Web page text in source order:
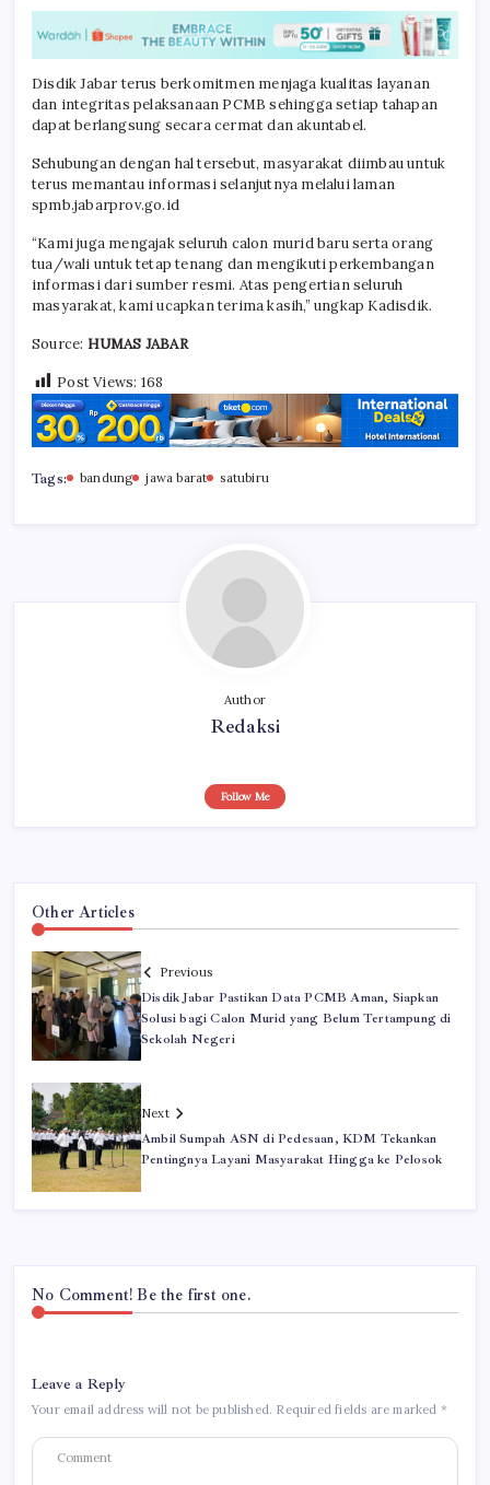
Disdik Jabar terus berkomitmen menjaga kualitas layanan
dan integritas pelaksanaan PCMB sehingga setiap tahapan
dapat berlangsung secara cermat dan akuntabel.
Sehubungan dengan hal tersebut, masyarakat diimbau untuk
terus memantau informasi selanjutnya melalui laman
spmb.jabarprov.go.id
“Kami juga mengajak seluruh calon murid baru serta orang
tua/wali untuk tetap tenang dan mengikuti perkembangan
informasi dari sumber resmi. Atas pengertian seluruh
masyarakat, kami ucapkan terima kasih,” ungkap Kadisdik.
Source: HUMAS JABAR
Post Views: 168
Tags: bandung jawa barat satubiru
Author
Redaksi
Follow Me
Other Articles
Previous
Disdik Jabar Pastikan Data PCMB Aman, Siapkan
Solusi bagi Calon Murid yang Belum Tertampung di
Sekolah Negeri
Next
Ambil Sumpah ASN di Pedesaan, KDM Tekankan
Pentingnya Layani Masyarakat Hingga ke Pelosok
No Comment! Be the first one.
Leave a Reply
Your email address will not be published. Required fields are marked *